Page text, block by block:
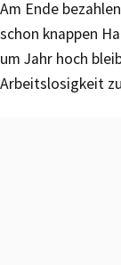
Am Ende
schon knappen
um Jahr hoch
Arbeitslosigkeit